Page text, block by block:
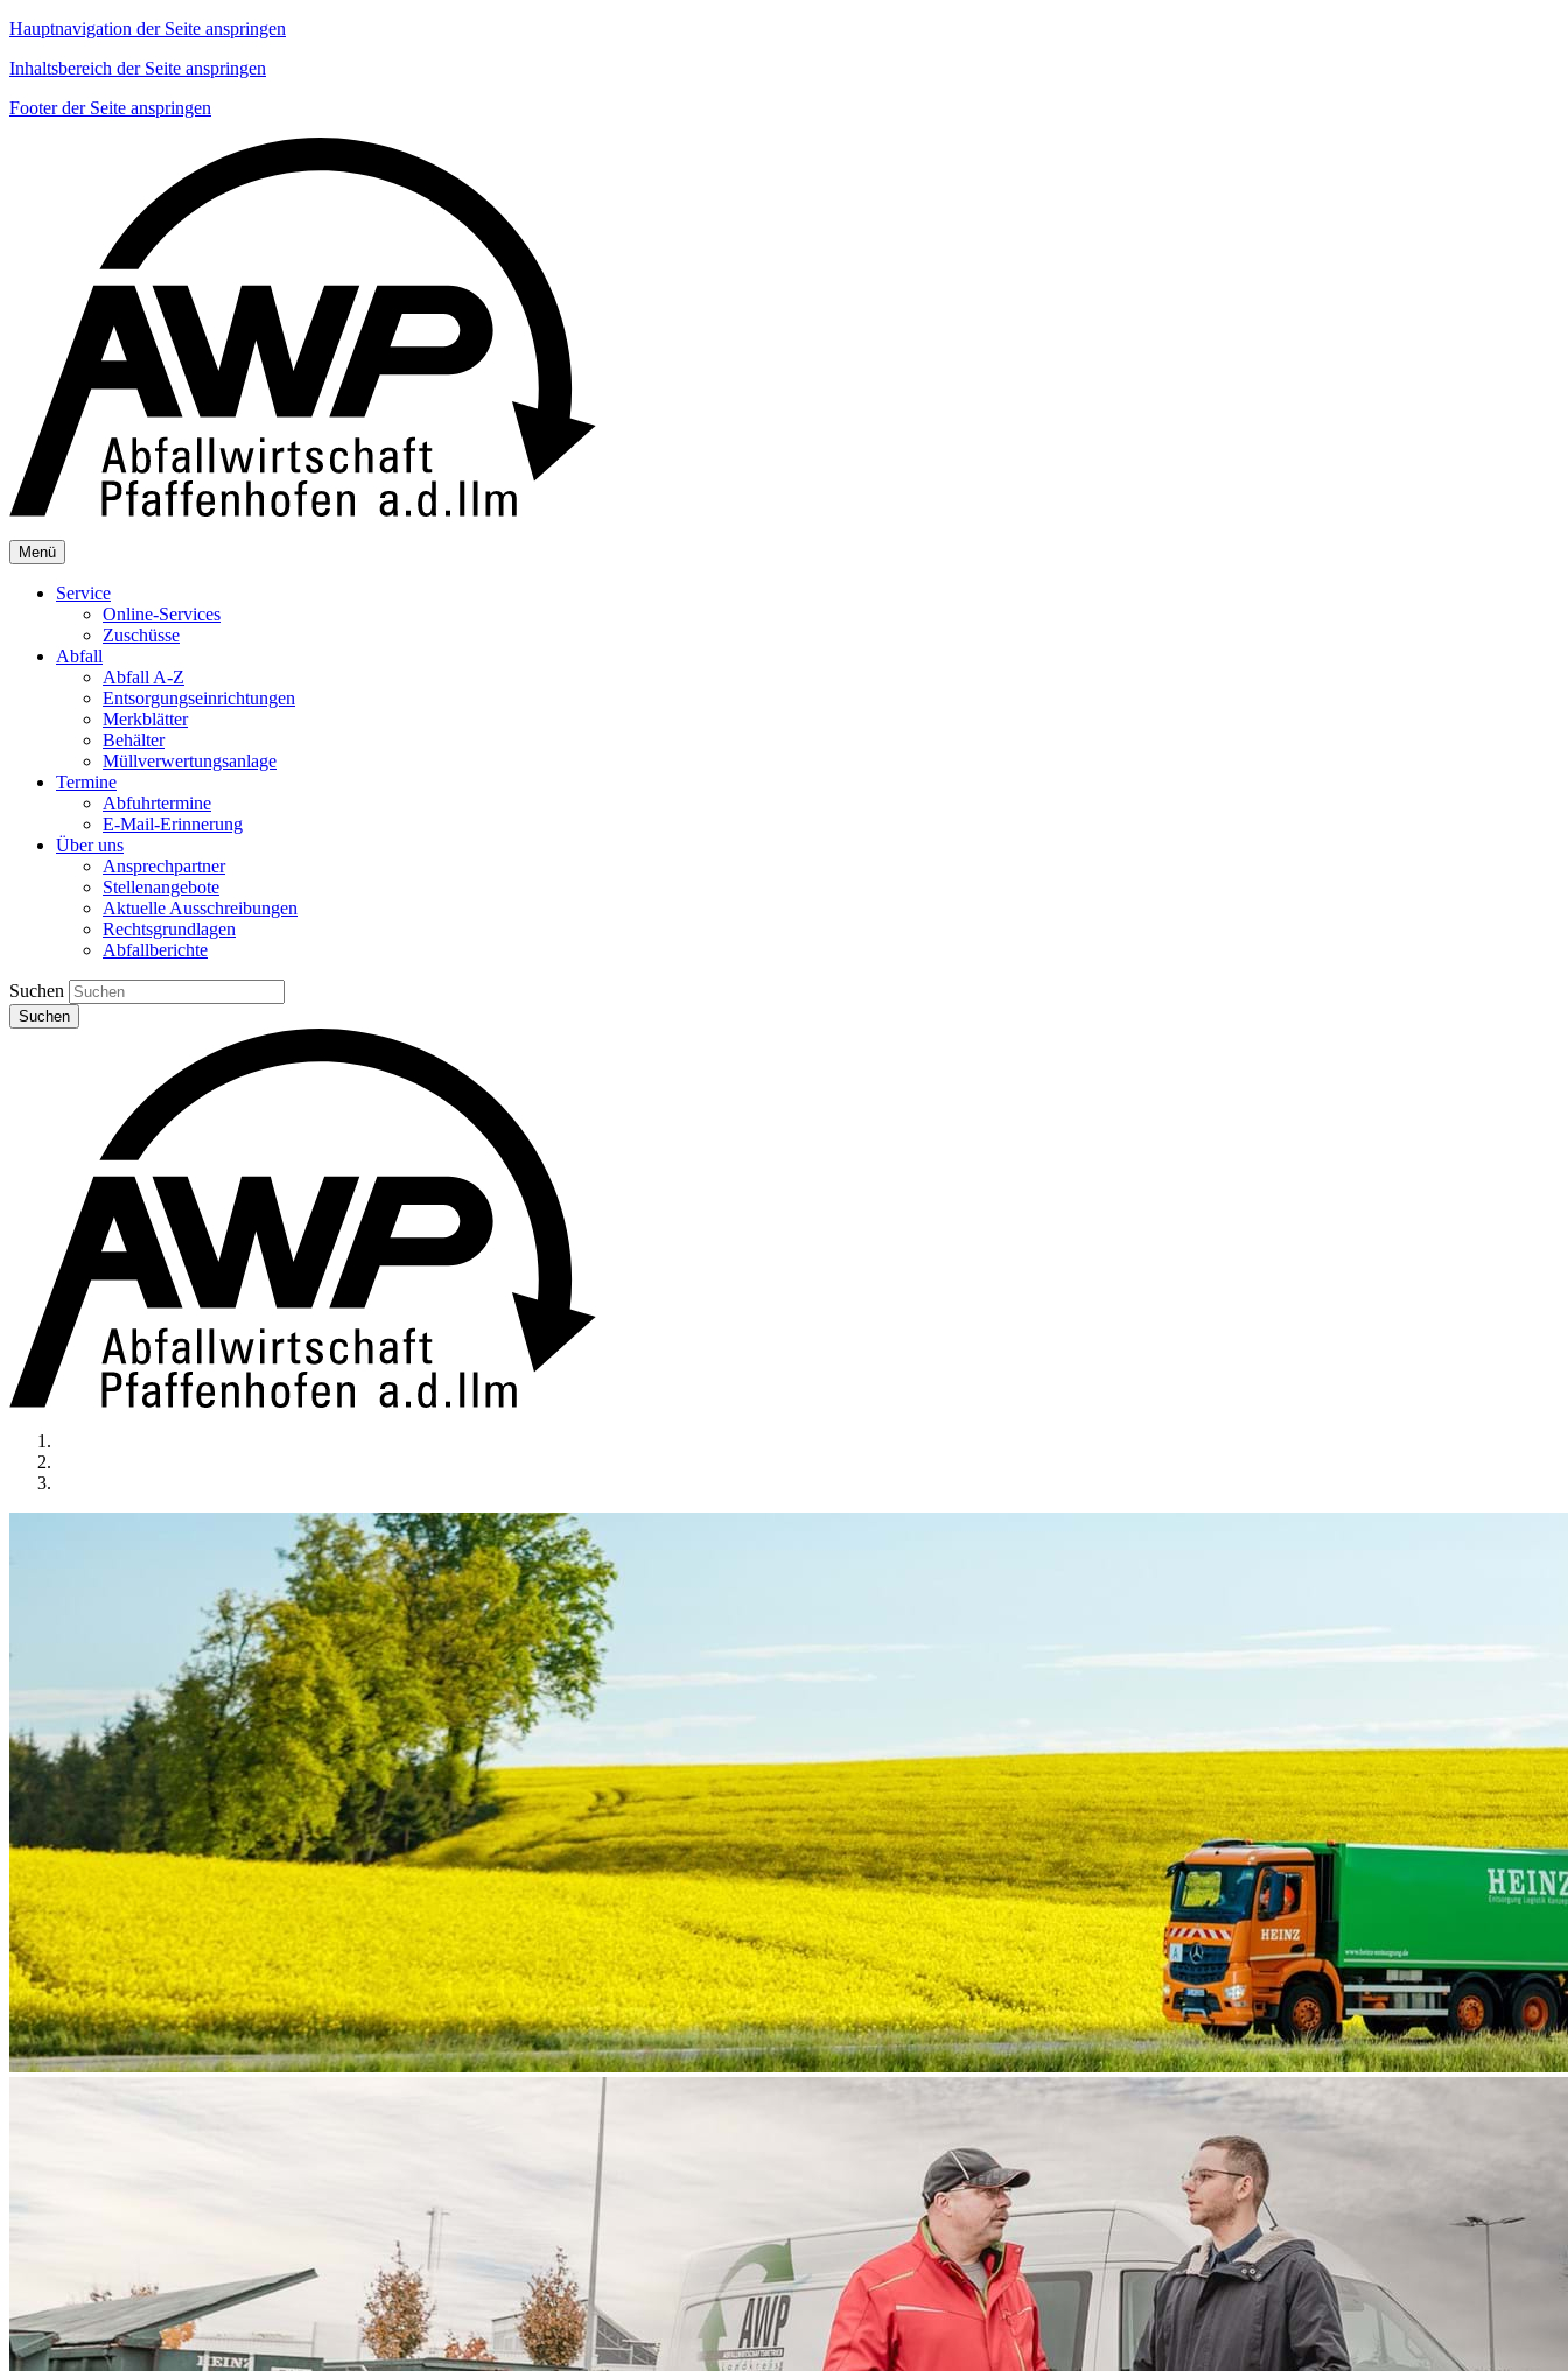
Hauptnavigation der Seite anspringen
Inhaltsbereich der Seite anspringen
Footer der Seite anspringen
Menü
Service
Online-Services
Zuschüsse
Abfall
Abfall A-Z
Entsorgungseinrichtungen
Merkblätter
Behälter
Müllverwertungsanlage
Termine
Abfuhrtermine
E-Mail-Erinnerung
Über uns
Ansprechpartner
Stellenangebote
Aktuelle Ausschreibungen
Rechtsgrundlagen
Abfallberichte
Suchen
Suchen